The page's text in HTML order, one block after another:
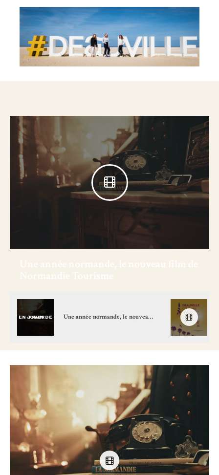
EN TRAIN DE JOUER Une année normande, le nouveau film de Normandie Tourisme